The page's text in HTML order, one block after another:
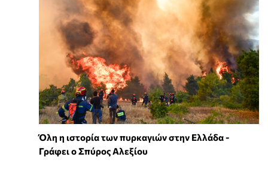
Όλη η ιστορία των πυρκαγιών στην Ελλάδα -
Γράφει ο Σπύρος Αλεξίου